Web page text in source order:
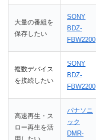
大量の番組を
保存したい
SONY
BDZ-
FBW2200
複数デバイス
を接続したい
SONY
BDZ-
FBW2200
高速再生・ス
ロー再生を活
パナソニ
ック
DMR-